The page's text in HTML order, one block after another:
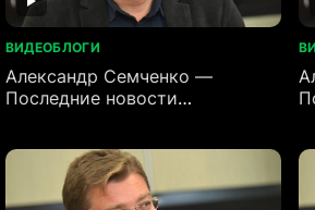
ВИДЕОБЛОГИ
Александр Семченко —
Последние новости